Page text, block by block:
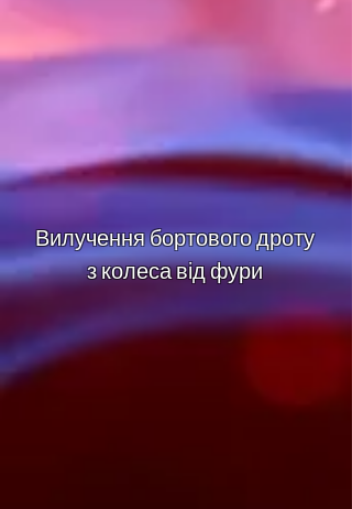
Вилучення бортового дроту
з колеса від фури